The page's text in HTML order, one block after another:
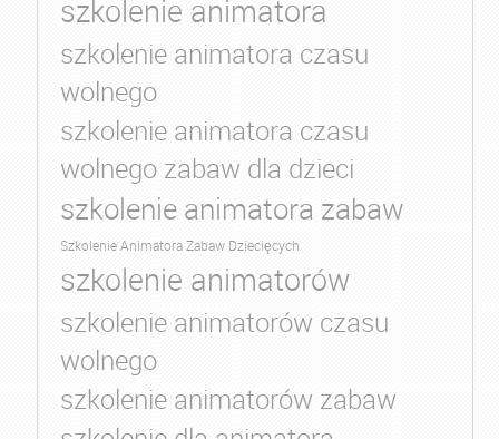
szkolenie animatora
szkolenie animatora czasu
wolnego
szkolenie animatora czasu
wolnego zabaw dla dzieci
szkolenie animatora zabaw
Szkolenie Animatora Zabaw Dziecięcych
szkolenie animatorów
szkolenie animatorów czasu
wolnego
szkolenie animatorów zabaw